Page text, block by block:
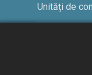
Unități de